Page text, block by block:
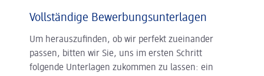
Vollständige Bewerbungsunterlagen
Um herauszufinden, ob wir perfekt zueinander
passen, bitten wir Sie, uns im ersten Schritt
folgende Unterlagen zukommen zu lassen: ein